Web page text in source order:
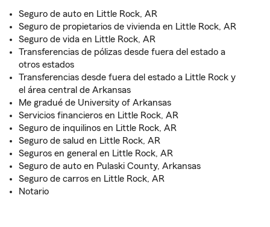
Seguro de auto en Little Rock, AR
Seguro de propietarios de vivienda en Little Rock, AR
Seguro de vida en Little Rock, AR
Transferencias de pólizas desde fuera del estado a
otros estados
Transferencias desde fuera del estado a Little Rock y
el área central de Arkansas
Me gradué de University of Arkansas
Servicios financieros en Little Rock, AR
Seguro de inquilinos en Little Rock, AR
Seguro de salud en Little Rock, AR
Seguros en general en Little Rock, AR
Seguro de auto en Pulaski County, Arkansas
Seguro de carros en Little Rock, AR
Notario